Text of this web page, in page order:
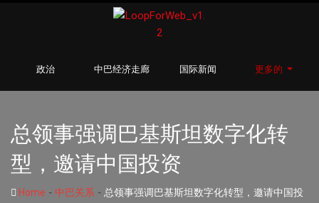
政治 中巴经济走廊 国际新闻 更多的
总领事强调巴基斯坦数字化转
型，邀请中国投资
Home - 中巴关系 - 总领事强调巴基斯坦数字化转型，邀请中国投